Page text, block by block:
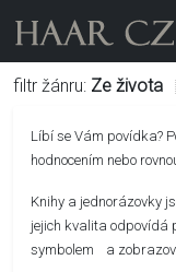
filtr žánru: Ze života
Líbí se Vám povídka?
hodnocením nebo
Knihy a jednorázovky
jejich kvalita odpovídá
symbolem
a